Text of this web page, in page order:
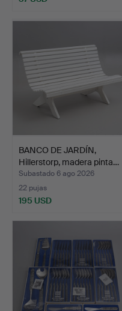
BANCO DE JARDÍN,
Hillerstorp, madera pinta…
Subastado 6 ago 2026
22 pujas
195 USD